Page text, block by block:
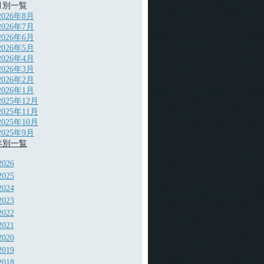
一覧
年8月
年7月
年6月
年5月
年4月
年3月
年2月
年1月
年12月
年11月
年10月
年9月
一覧